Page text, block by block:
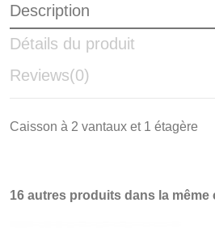
Description
Détails du produit
Reviews(0)
Caisson à 2 vantaux et 1 étagère
16 autres produits dans la même